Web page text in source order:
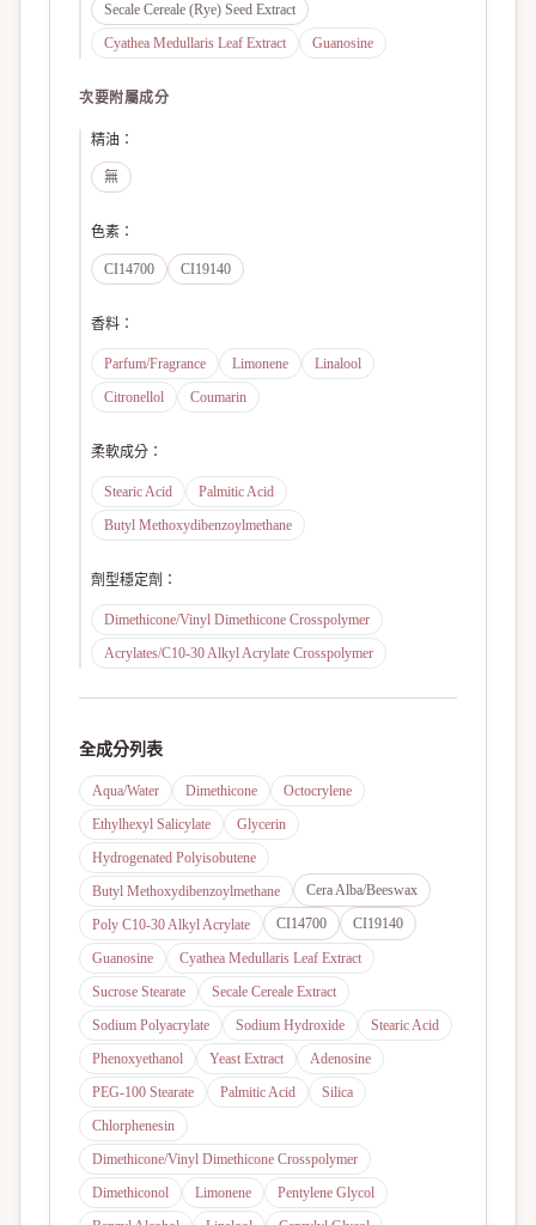
Secale Cereale (Rye) Seed Extract
Cyathea Medullaris Leaf Extract
Guanosine
次要附屬成分
精油 ：
無
色素 ：
CI14700 CI19140
香料 ：
Parfum/Fragrance Limonene
Linalool
Citronellol
Coumarin
柔軟成分 ：
Stearic Acid
Palmitic Acid
Butyl Methoxydibenzoylmethane
劑型穩定劑 ：
Dimethicone/Vinyl Dimethicone Crosspolymer
Acrylates/C10-30 Alkyl Acrylate Crosspolymer
全成分列表
Aqua/Water Dimethicone
Octocrylene
Ethylhexyl Salicylate
Glycerin
Hydrogenated Polyisobutene
Butyl Methoxydibenzoylmethane
Cera Alba/Beeswax
Poly C10-30 Alkyl Acrylate CI14700 CI19140
Guanosine
Cyathea Medullaris Leaf Extract
Sucrose Stearate
Secale Cereale Extract
Sodium Polyacrylate
Sodium Hydroxide
Stearic Acid
Phenoxyethanol
Yeast Extract
Adenosine
PEG-100 Stearate
Palmitic Acid
Silica
Chlorphenesin
Dimethicone/Vinyl Dimethicone Crosspolymer
Dimethiconol
Limonene
Pentylene Glycol